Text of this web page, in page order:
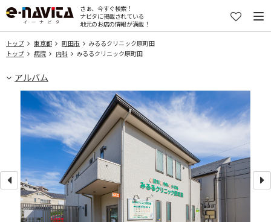
さぁ、今すぐ検索！
ナビタに掲載されている
地元のお店の情報が満載！
トップ 東京都 町田市
みるるクリニック原町田
トップ
病院 内科 みるるクリニック原町田
アルバム